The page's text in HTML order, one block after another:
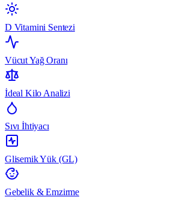
D Vitamini Sentezi
Vücut Yağ Oranı
İdeal Kilo Analizi
Sıvı İhtiyacı
Glisemik Yük (GL)
Gebelik & Emzirme